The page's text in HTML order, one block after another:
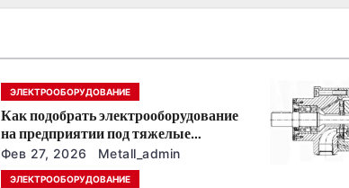
ЭЛЕКТРООБОРУДОВАНИЕ
Как подобрать электрооборудование
на предприятии под тяжелые
условия эксплуатации
Фев 27, 2026 Metall_admin
ЭЛЕКТРООБОРУДОВАНИЕ